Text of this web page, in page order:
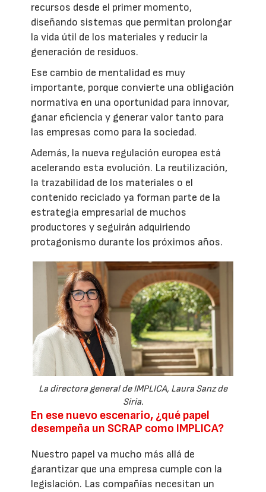
recursos desde el primer momento,
diseñando sistemas que permitan prolongar
la vida útil de los materiales y reducir la
generación de residuos.
Ese cambio de mentalidad es muy
importante, porque convierte una obligación
normativa en una oportunidad para innovar,
ganar eficiencia y generar valor tanto para
las empresas como para la sociedad.
Además, la nueva regulación europea está
acelerando esta evolución. La reutilización,
la trazabilidad de los materiales o el
contenido reciclado ya forman parte de la
estrategia empresarial de muchos
productores y seguirán adquiriendo
protagonismo durante los próximos años.
La directora general de IMPLICA, Laura Sanz de
Siria.
En ese nuevo escenario, ¿qué papel
desempeña un SCRAP como IMPLICA?
Nuestro papel va mucho más allá de
garantizar que una empresa cumple con la
legislación. Las compañías necesitan un